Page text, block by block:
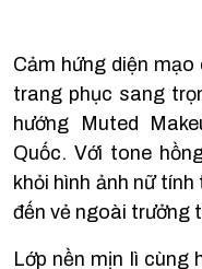
Cảm hứng diện
trang phục sang
hướng Muted
Quốc. Với tone
khỏi hình ảnh nữ
đến vẻ ngoài trưởng
Lớp nền mịn lì cùng